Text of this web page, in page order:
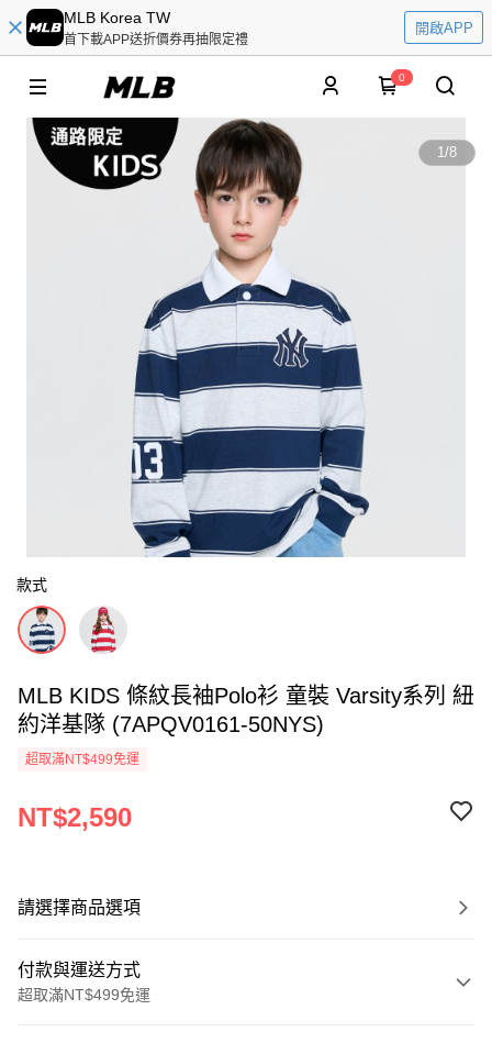
MLB Korea TW
首下載APP送折價券再抽限定禮
開啟APP
0
1/8
款式
MLB KIDS 條紋長袖Polo衫 童裝 Varsity系列 紐
約洋基隊 (7APQV0161-50NYS)
超取滿NT$499免運
NT$2,590
請選擇商品選項
付款與運送方式
超取滿NT$499免運